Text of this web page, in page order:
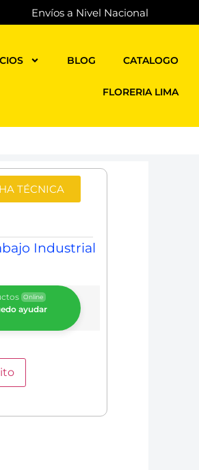
Envíos a Nivel Nacional
BLOG CATALOGO
FLORERIA LIMA
TÉCNICA
Industrial
Online
ayudar